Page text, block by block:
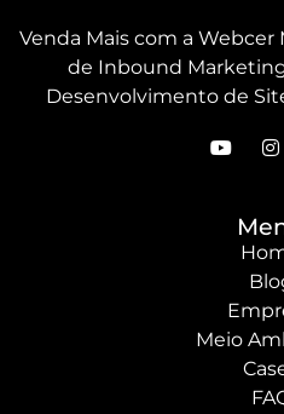
Venda Mais com a
de Inbound
Desenvolvimento de
Meio